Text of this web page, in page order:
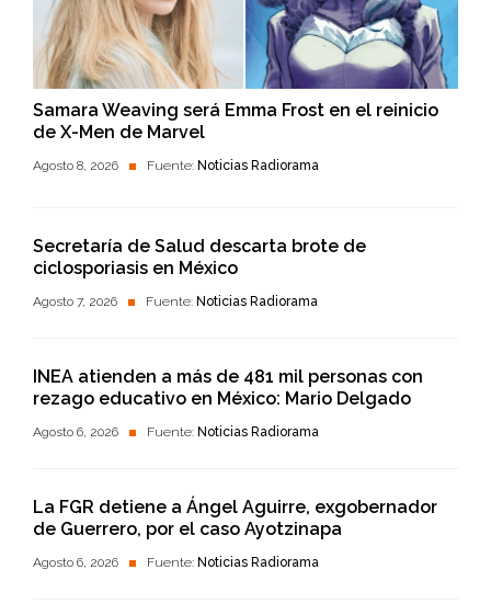
Samara Weaving será Emma Frost en el reinicio
de X-Men de Marvel
Agosto 8, 2026 Fuente: Noticias Radiorama
Secretaría de Salud descarta brote de
ciclosporiasis en México
Agosto 7, 2026 Fuente: Noticias Radiorama
INEA atienden a más de 481 mil personas con
rezago educativo en México: Mario Delgado
Agosto 6, 2026 Fuente: Noticias Radiorama
La FGR detiene a Ángel Aguirre, exgobernador
de Guerrero, por el caso Ayotzinapa
Agosto 6, 2026 Fuente: Noticias Radiorama